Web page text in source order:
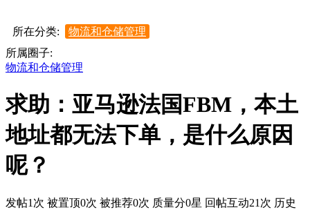
所在分类:
物流和仓储管理
所属圈子:
物流和仓储管理
求助：亚马逊法国FBM，本土
地址都无法下单，是什么原因
呢？
发帖1次 被置顶0次 被推荐0次 质量分0星 回帖互动21次 历史